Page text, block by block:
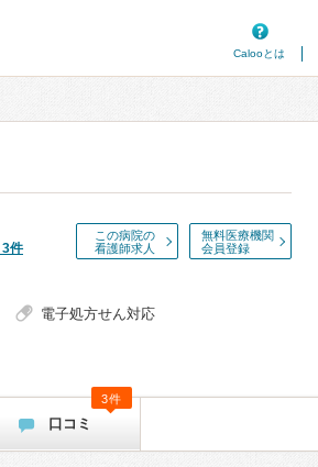
Calooとは
この病院の
看護師求人
無料医療機関
会員登録
3件
電子処方せん対応
口コミ
3件